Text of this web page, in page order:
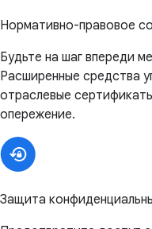
Нормативно-правовое
Будьте на шаг впереди
Расширенные средства
отраслевые
опережение.
Защита